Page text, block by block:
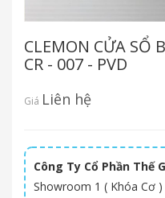
CLEMON CỬA SỔ
CR - 007 - PVD
Giá Liên hệ
Công Ty Cổ Phần Thế
Showroom 1 ( Khóa Cơ